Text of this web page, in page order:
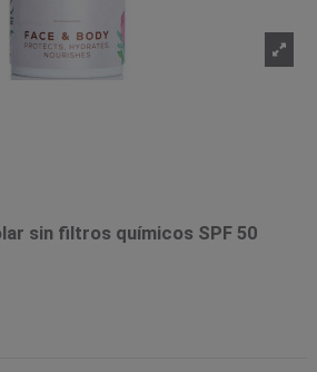
sin filtros químicos SPF 50